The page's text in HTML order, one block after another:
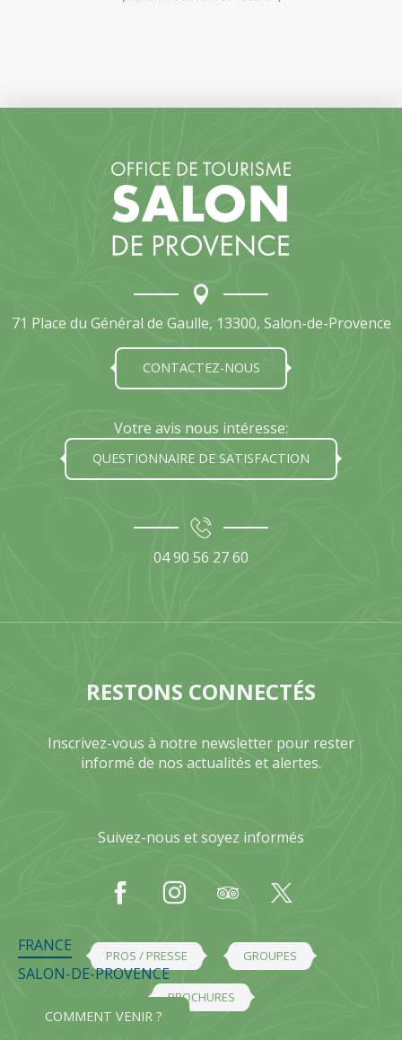
71 Place du Général de Gaulle, 13300, Salon-de-Provence
CONTACTEZ-NOUS
Votre avis nous intéresse:
QUESTIONNAIRE DE SATISFACTION
04 90 56 27 60
RESTONS CONNECTÉS
Inscrivez-vous à notre newsletter pour rester
informé de nos actualités et alertes.
Suivez-nous et soyez informés
PROS / PRESSE GROUPES
BROCHURES
FRANCE
SALON-DE-PROVENCE
COMMENT VENIR ?